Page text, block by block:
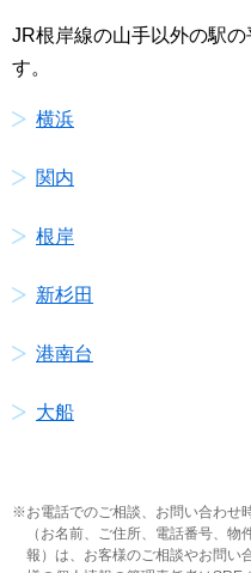
JR根岸線の山手以外の駅
す。
横浜
関内
根岸
新杉田
港南台
大船
お電話でのご相談、お問い合わせ
（お名前、ご住所、電話番号、
報）は、お客様のご相談やお問い